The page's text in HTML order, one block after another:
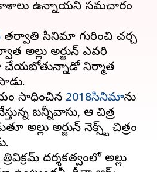
ఉన్నాయని సమచారం
తర్వాతి సినిమా గురించి చర్చ
అల్లు అర్జున్ ఎవరి
చేయబోతున్నాడో నిర్మాత
సాధించిన 2018సినిమాను
బన్నీవాసు, ఆ చిత్ర
అల్లు అర్జున్ నెక్స్ట్ చిత్రం
దర్శకత్వంలో అల్లు